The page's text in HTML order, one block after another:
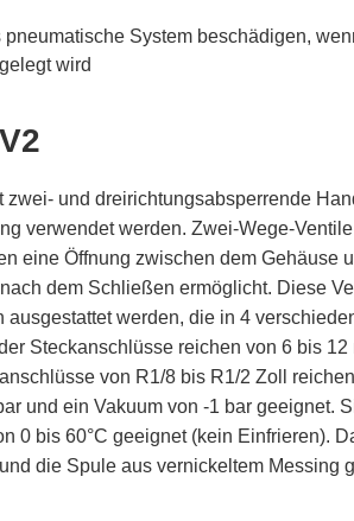
pneumatische System beschädigen,
wird
zwei- und dreirichtungsabsperrende
verwendet werden. Zwei-Wege-
eine Öffnung zwischen dem Gehäuse
dem Schließen ermöglicht. Diese
ausgestattet werden, die in 4
Steckanschlüsse reichen von 6 bis
von R1/8 bis R1/2 Zoll
und ein Vakuum von -1 bar geeignet.
0 bis 60°C geeignet (kein Einfrieren).
die Spule aus vernickeltem Messing